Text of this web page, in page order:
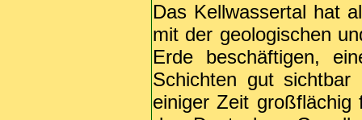
Das Kellwassertal hat
mit der geologischen
Erde beschäftigen,
Schichten gut
einiger Zeit großflächig